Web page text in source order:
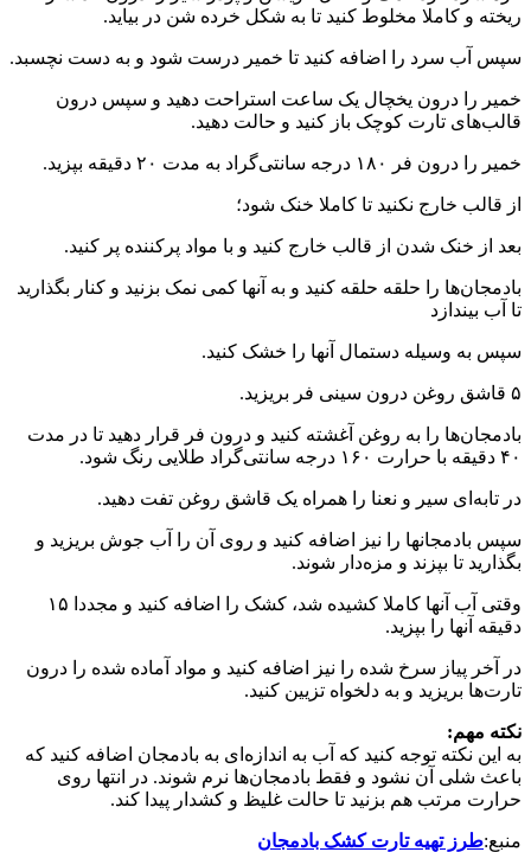
ریخته و کاملا مخلوط کنید تا به شکل خرده شن در بیاید.
سپس آب سرد را اضافه کنید تا خمیر درست شود و به دست نچسبد.
خمیر را درون یخچال یک ساعت استراحت دهید و سپس درون
قالب‌های تارت کوچک باز کنید و حالت دهید.
خمیر را درون فر ۱۸۰ درجه سانتی‌گراد به مدت ۲۰ دقیقه بپزید.
از قالب خارج نکنید تا کاملا خنک شود؛
بعد از خنک شدن از قالب خارج کنید و با مواد پرکننده پر کنید.
بادمجان‌ها را حلقه حلقه کنید و به آنها کمی نمک بزنید و کنار بگذارید
تا آب بیندازد
سپس به وسیله دستمال آنها را خشک کنید.
۵ قاشق روغن درون سینی فر بریزید.
بادمجان‌ها را به روغن آغشته کنید و درون فر قرار دهید تا در مدت
۴۰ دقیقه با حرارت ۱۶۰ درجه سانتی‌گراد طلایی رنگ شود.
در تابه‌ای سیر و نعنا را همراه یک قاشق روغن تفت دهید.
سپس بادمجانها را نیز اضافه کنید و روی آن را آب جوش بریزید و
بگذارید تا بپزند و مزه‌دار شوند.
وقتی آب آنها کاملا کشیده شد، کشک را اضافه کنید و مجددا ۱۵
دقیقه آنها را بپزید.
در آخر پیاز سرخ شده را نیز اضافه کنید و مواد آماده شده را درون
تارت‌ها بریزید و به دلخواه تزیین کنید.
نکته مهم:
به این نکته توجه کنید که آب به اندازه‌ای به بادمجان اضافه کنید که
باعث شلی آن نشود و فقط بادمجان‌ها نرم شوند. در انتها روی
حرارت مرتب هم بزنید تا حالت غلیظ و کشدار پیدا کند.
منبع:طرز تهیه تارت کشک بادمجان